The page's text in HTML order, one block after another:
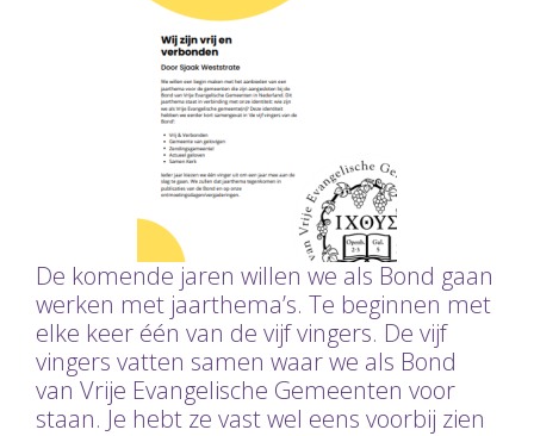
De komende jaren willen we als Bond gaan
werken met jaarthema’s. Te beginnen met
elke keer één van de vijf vingers. De vijf
vingers vatten samen waar we als Bond
van Vrije Evangelische Gemeenten voor
staan. Je hebt ze vast wel eens voorbij zien